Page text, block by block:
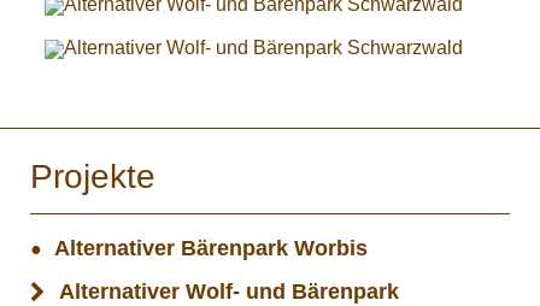
Projekte
Alternativer Bärenpark Worbis
Alternativer Wolf- und Bärenpark